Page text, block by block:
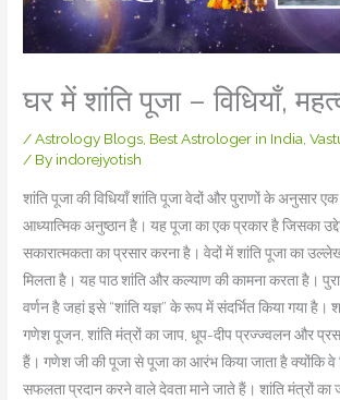
घर में शांति पूजा – विधियाँ,
/Astrology Blogs, Best Astrologer in India,
/ By indorejyotish
शांति पूजा की विधियाँ शांति पूजा वेदों और पुराणों के अनुसार एक
आध्यात्मिक अनुष्ठान है। यह पूजा का एक प्रकार है जिसका
सकारात्मकता का प्रसार करना है। वेदों में शांति पूजा का
मिलता है। यह पाठ शांति और कल्याण की कामना करता है।
वर्णन है जहां इसे “शांति यज्ञ” के रूप में संदर्भित किया गया
गणेश पूजन, शांति मंत्रों का जाप, धूप-दीप प्रज्ज्वलन और
हैं। गणेश जी की पूजा से पूजा का आरंभ किया जाता है क्योंकि वे
सफलता प्रदान करने वाले देवता माने जाते हैं। शांति मंत्रों का